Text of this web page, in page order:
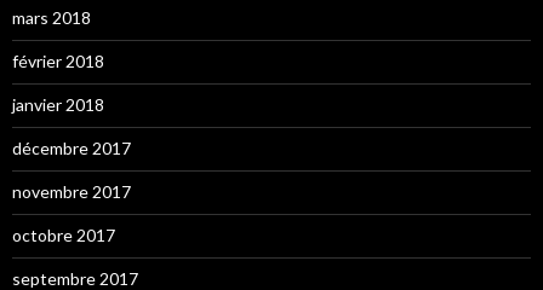
mars 2018
février 2018
janvier 2018
décembre 2017
novembre 2017
octobre 2017
septembre 2017